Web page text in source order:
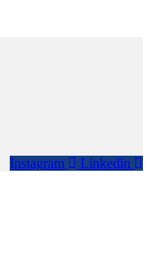
Instagram
Linkedin